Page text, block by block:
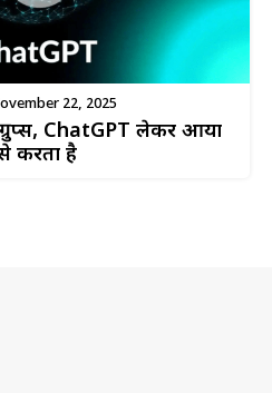
22, 2025
ChatGPT लेकर आया
करता है